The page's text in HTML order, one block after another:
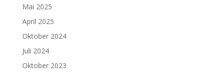
Mai 2025
April 2025
Oktober 2024
Juli 2024
Oktober 2023